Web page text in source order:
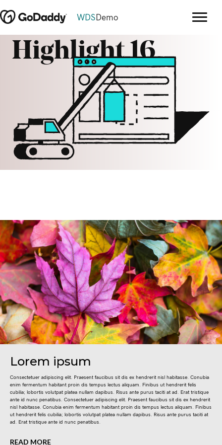
WDS Demo
Highlight 16
Lorem ipsum
Consectetuer adipiscing elit. Praesent faucibus sit dis ex hendrerit nisl habitasse. Conubia
enim fermentum habitant proin dis tempus lectus aliquam. Finibus ut hendrerit felis
cubilia; lobortis volutpat platea nullam dapibus. Risus ante purus taciti at ad. Erat tristique
ante id nunc penatibus. Consectetuer adipiscing elit. Praesent faucibus sit dis ex hendrerit
nisl habitasse. Conubia enim fermentum habitant proin dis tempus lectus aliquam. Finibus
ut hendrerit felis cubilia; lobortis volutpat platea nullam dapibus. Risus ante purus taciti at
ad. Erat tristique ante id nunc penatibus.
READ MORE